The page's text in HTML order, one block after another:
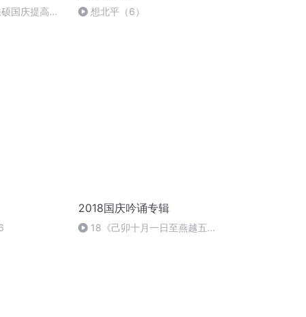
国庆提高班
想北平（6）
2018国庆吟诵专辑
18《己卯十月一日至燕越五